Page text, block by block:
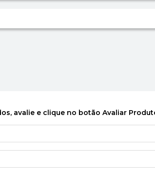
avalie e clique no botão Avaliar